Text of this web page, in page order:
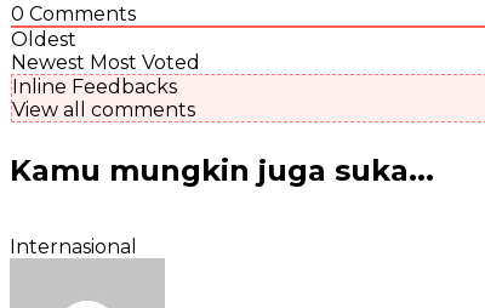
0 Comments
Oldest
Newest Most Voted
Inline Feedbacks
View all comments
Kamu mungkin juga suka...
Internasional